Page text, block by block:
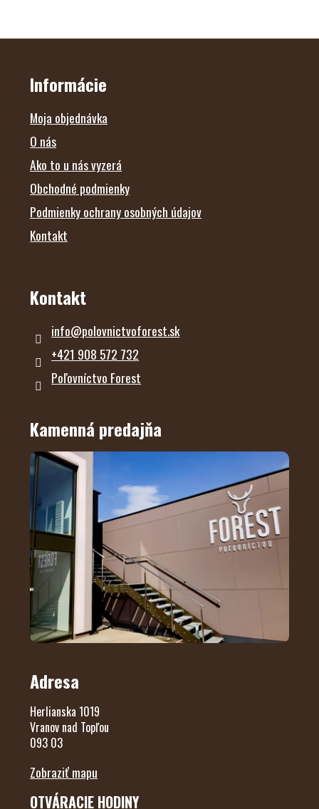
Z
Informácie
Moja objednávka
O nás
Ako to u nás vyzerá
Obchodné podmienky
Podmienky ochrany osobných údajov
Kontakt
Kontakt
info@polovnictvoforest.sk
+421 908 572 732
Poľovníctvo Forest
Kamenná predajňa
Adresa
Herlianska 1019
Vranov nad Topľou
093 03
Zobraziť mapu
OTVÁRACIE HODINY